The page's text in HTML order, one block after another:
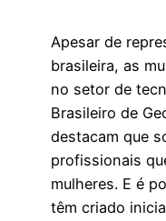
Apesar de
brasileira, as
no setor de
Brasileiro de
destacam que
profissionais
mulheres. E é
têm criado